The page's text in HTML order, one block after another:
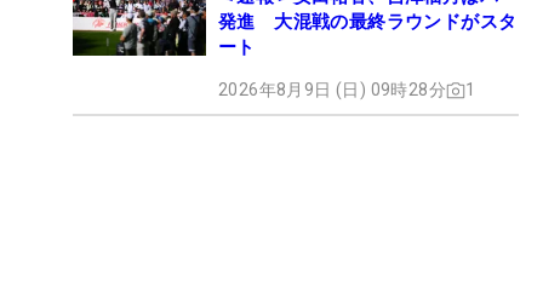
発進 大混戦の最終ラウンドがスタ
ート
2026年8月9日 (日) 09時28分 1